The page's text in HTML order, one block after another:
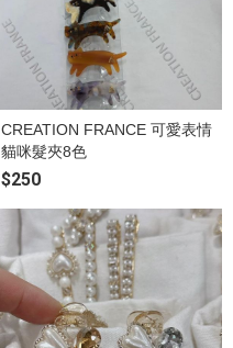
CREATION FRANCE 可愛表情
貓咪髮夾8色
$250